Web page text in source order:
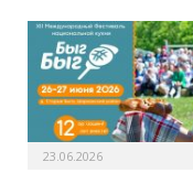
23.06.2026